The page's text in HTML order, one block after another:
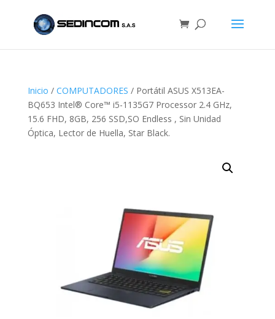
Inicio / COMPUTADORES / Portátil ASUS X513EA-
BQ653 Intel® Core™ i5-1135G7 Processor 2.4 GHz,
15.6 FHD, 8GB, 256 SSD,SO Endless , Sin Unidad
Óptica, Lector de Huella, Star Black.